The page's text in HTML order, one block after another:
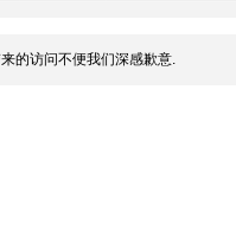
的访问不便我们深感歉意.